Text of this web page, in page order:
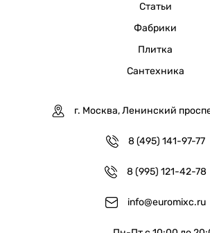
Статьи
Фабрики
Плитка
Сантехника
г. Москва, Ленинский
8 (495) 141-97-77
8 (995) 121-42-78
info@euromixc.ru